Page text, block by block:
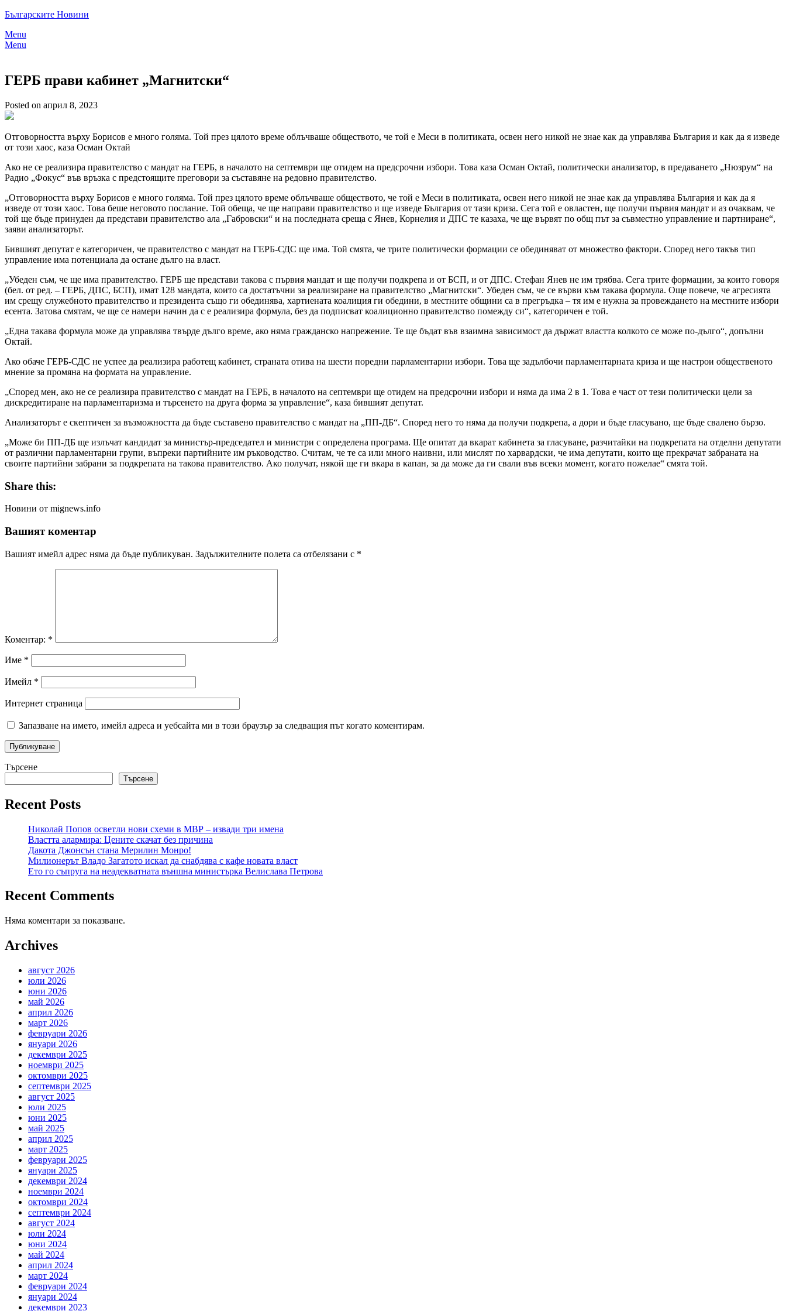
Skip
content
Българските Новини
Menu
Menu
ГЕРБ прави кабинет „Магнитски“
Posted on април 8, 2023
Отговорността върху Борисов е много голяма. Той през цялото време облъчваше обществото, че той е Меси в политиката, освен него никой не знае как да управлява България и как да я изведе
от този хаос, каза Осман Октай
Ако не се реализира правителство с мандат на ГЕРБ, в началото на септември ще отидем на предсрочни избори. Това каза Осман Октай, политически анализатор, в предаването „Нюзрум“ на
Радио „Фокус“ във връзка с предстоящите преговори за съставяне на редовно правителство.
„Отговорността върху Борисов е много голяма. Той през цялото време облъчваше обществото, че той е Меси в политиката, освен него никой не знае как да управлява България и как да я
изведе от този хаос. Това беше неговото послание. Той обеща, че ще направи правителство и ще изведе България от тази криза. Сега той е овластен, ще получи първия мандат и аз очаквам, че
той ще бъде принуден да представи правителство ала „Габровски“ и на последната среща с Янев, Корнелия и ДПС те казаха, че ще вървят по общ път за съвместно управление и партниране“,
заяви анализаторът.
Бившият депутат е категоричен, че правителство с мандат на ГЕРБ-СДС ще има. Той смята, че трите политически формации се обединяват от множество фактори. Според него такъв тип
управление има потенциала да остане дълго на власт.
„Убеден съм, че ще има правителство. ГЕРБ ще представи такова с първия мандат и ще получи подкрепа и от БСП, и от ДПС. Стефан Янев не им трябва. Сега трите формации, за които говоря
(бел. от ред. – ГЕРБ, ДПС, БСП), имат 128 мандата, които са достатъчни за реализиране на правителство „Магнитски“. Убеден съм, че се върви към такава формула. Още повече, че агресията
им срещу служебното правителство и президента също ги обединява, хартиената коалиция ги обедини, в местните общини са в прегръдка – тя им е нужна за провеждането на местните избори
есента. Затова смятам, че ще се намери начин да с е реализира формула, без да подписват коалиционно правителство помежду си“, категоричен е той.
„Една такава формула може да управлява твърде дълго време, ако няма гражданско напрежение. Те ще бъдат във взаимна зависимост да държат властта колкото се може по-дълго“, допълни
Октай.
Ако обаче ГЕРБ-СДС не успее да реализира работещ кабинет, страната отива на шести поредни парламентарни избори. Това ще задълбочи парламентарната криза и ще настрои общественото
мнение за промяна на формата на управление.
„Според мен, ако не се реализира правителство с мандат на ГЕРБ, в началото на септември ще отидем на предсрочни избори и няма да има 2 в 1. Това е част от тези политически цели за
дискредитиране на парламентаризма и търсенето на друга форма за управление“, каза бившият депутат.
Анализаторът е скептичен за възможността да бъде съставено правителство с мандат на „ПП-ДБ“. Според него то няма да получи подкрепа, а дори и бъде гласувано, ще бъде свалено бързо.
„Може би ПП-ДБ ще излъчат кандидат за министър-председател и министри с определена програма. Ще опитат да вкарат кабинета за гласуване, разчитайки на подкрепата на отделни депутати
от различни парламентарни групи, въпреки партийните им ръководство. Считам, че те са или много наивни, или мислят по харвардски, че има депутати, които ще прекрачат забраната на
своите партийни забрани за подкрепата на такова правителство. Ако получат, някой ще ги вкара в капан, за да може да ги свали във всеки момент, когато пожелае“ смята той.
Share this:
Новини от mignews.info
Вашият коментар
Вашият имейл адрес няма да бъде публикуван. Задължителните полета са отбелязани с *
Коментар: *
Име *
Имейл *
Интернет страница
Запазване на името, имейл адреса и уебсайта ми в този браузър за следващия път когато коментирам.
Търсене
Търсене
Recent Posts
Николай Попов осветли нови схеми в МВР – извади три имена
Властта алармира: Цените скачат без причина
Дакота Джонсън стана Мерилин Монро!
Милионерът Владо Загатото искал да снабдява с кафе новата власт
Ето го съпруга на неадекватната външна министърка Велислава Петрова
Recent Comments
Няма коментари за показване.
Archives
август 2026
юли 2026
юни 2026
май 2026
април 2026
март 2026
февруари 2026
януари 2026
декември 2025
ноември 2025
октомври 2025
септември 2025
август 2025
юли 2025
юни 2025
май 2025
април 2025
март 2025
февруари 2025
януари 2025
декември 2024
ноември 2024
октомври 2024
септември 2024
август 2024
юли 2024
юни 2024
май 2024
април 2024
март 2024
февруари 2024
януари 2024
декември 2023